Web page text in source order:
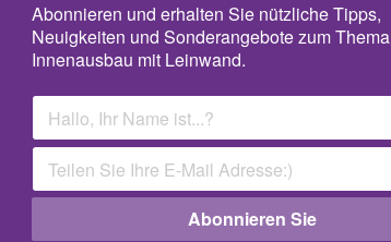
Abonnieren und erhalten Sie nützliche Tipps,
Neuigkeiten und Sonderangebote zum Thema
Innenausbau mit Leinwand.
Abonnieren Sie